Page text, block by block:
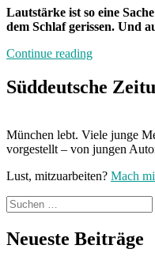
Lautstärke ist so eine
dem Schlaf gerissen. Und
Continue reading„250
Wut:
Lautstärke“
Süddeutsche
München lebt. Viele junge
vorgestellt – von jungen
Lust, mitzuarbeiten? Mach
Suchen
nach:
Neueste Beiträge